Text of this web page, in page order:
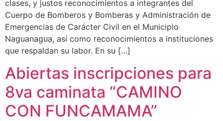
clases, y justos reconocimientos a integrantes del
Cuerpo de Bomberos y Bomberas y Administración de
Emergencias de Carácter Civil en el Municipio
Naguanagua, así como reconocimientos a instituciones
que respaldan su labor. En su […]
Abiertas inscripciones para
8va caminata “CAMINO
CON FUNCAMAMA”